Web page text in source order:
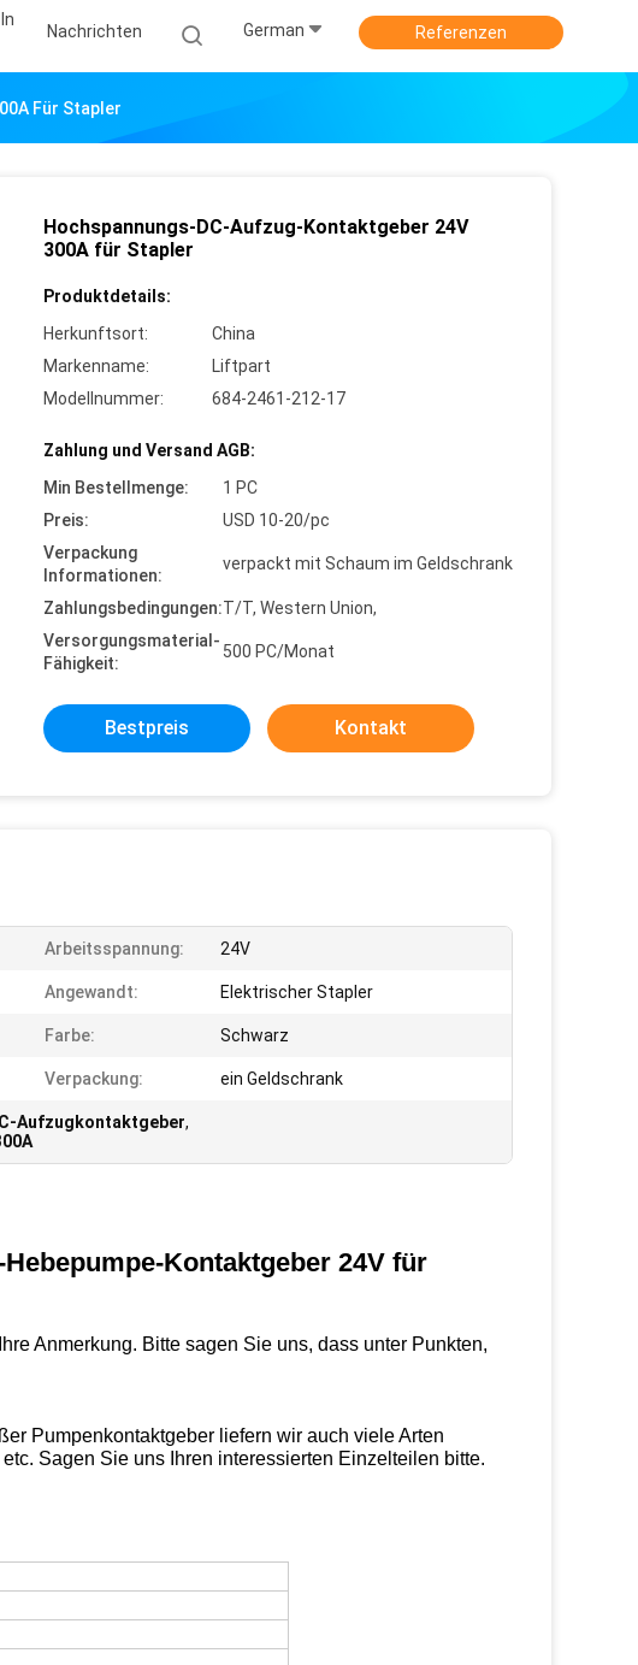
Nachrichten German Referenzen
Für Stapler
Hochspannungs-DC-Aufzug-Kontaktgeber 24V
300A für Stapler
Produktdetails:
Herkunftsort:
China
Markenname:
Liftpart
Modellnummer:
684-2461-212-17
Zahlung und Versand AGB:
Min Bestellmenge:
1 PC
Preis:
USD 10-20/pc
Verpackung
Informationen:
verpackt mit Schaum im Geldschrank
Zahlungsbedingungen:T/T, Western Union,
Versorgungsmaterial-
Fähigkeit:
500 PC/Monat
Bestpreis Kontakt
Arbeitsspannung: 24V
Angewandt: Elektrischer Stapler
Farbe: Schwarz
Verpackung: ein Geldschrank
Aufzugkontaktgeber,
Kontaktgeber 24V für
Anmerkung. Bitte sagen Sie uns, dass unter Punkten,
Pumpenkontaktgeber liefern wir auch viele Arten
Sagen Sie uns Ihren interessierten Einzelteilen bitte.